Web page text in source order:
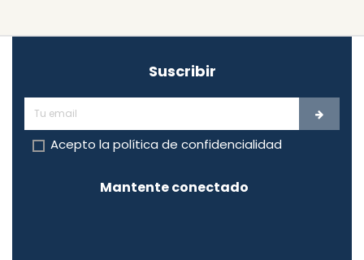
Suscribir
Acepto la política de confidencialidad
Mantente conectado